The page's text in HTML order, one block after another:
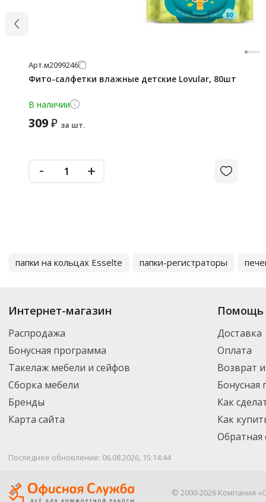
Арт.м2099246
Фито-салфетки влажные детские Lovular, 80шт
В наличии
309₽ за шт.
- +
папки на кольцах Esselte папки-регистраторы
Интернет-магазин
Распродажа
Бонусная программа
Такелаж мебели и сейфов
Сборка мебели
Бренды
Карта сайта
Помощь
Доставка
Оплата
Возврат
Бонусная
Как
Как
Обратная
Последнее обновление: 06.08.2026, 15:14:44
© 2000-2026 Компания